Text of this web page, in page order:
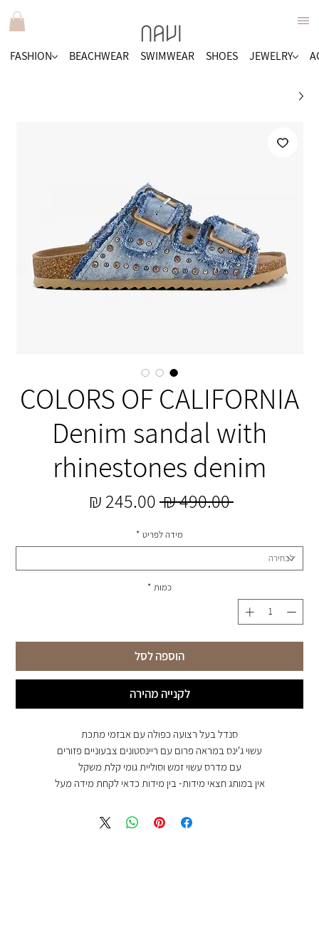
FASHION BEACHWEAR SWIMWEAR SHOES JEWELRY
COLORS OF CALIFORNIA
Denim sandal with
rhinestones denim
‏490.00 ‏₪
מחיר
מידה לפריט *
כמות *
הוספה לסל
לקנייה מהירה
סנדל בעל רצועה כפולה עם אבזמי מתכת
עשוי ג'ינס במראה פרום עם ריינסטונים צבעוניים פזורים
עם מדרס עשוי זמש וסוליית גומי קלת משקל
אין במותג חצאי מידות- בין מידות כדאי לקחת מידה מעל